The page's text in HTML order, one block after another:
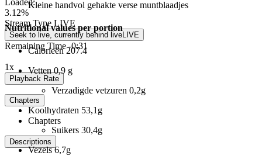
Loaded:
3.12%
Stream Type LIVE
Seek to live, currently behind liveLIVE
Remaining Time-0:31
1x
Playback Rate
Chapters
Chapters
Descriptions
Kleine handvol gehakte verse muntblaadjes
Nutritional values per portion
Calorieën207.4
Vetten0,9 g
Verzadigde vetzuren 0,2g
Koolhydraten 53,1g
Suikers 30,4g
Vezels6,7g